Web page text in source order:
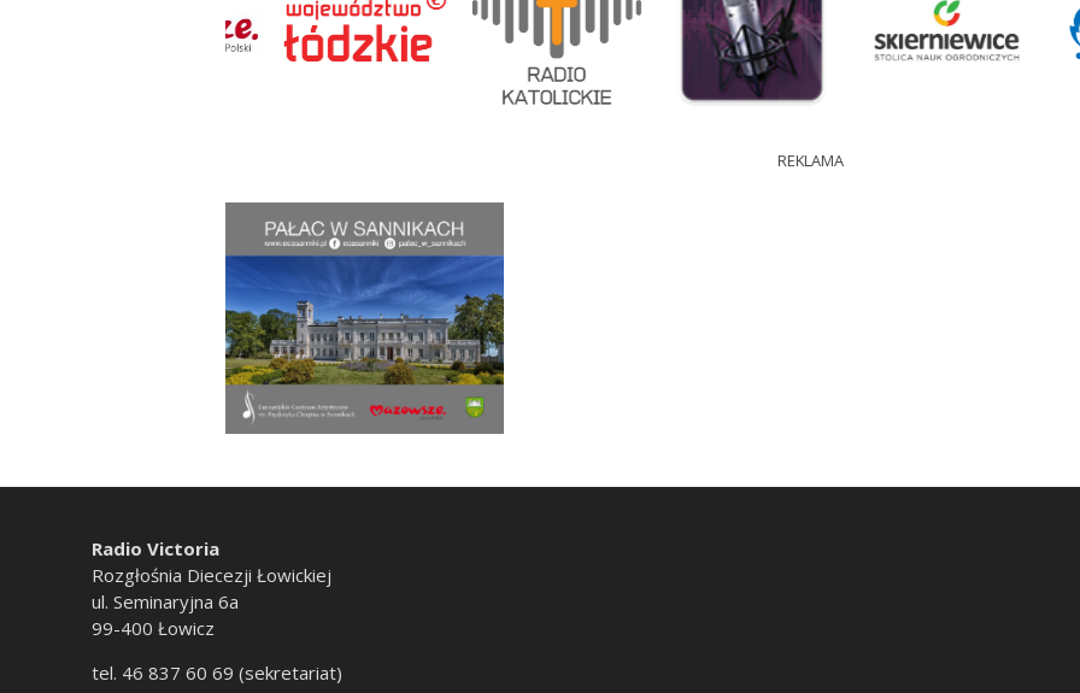
REKLAMA
Radio Victoria
Rozgłośnia Diecezji Łowickiej
ul. Seminaryjna 6a
99-400 Łowicz
tel. 46 837 60 69 (sekretariat)